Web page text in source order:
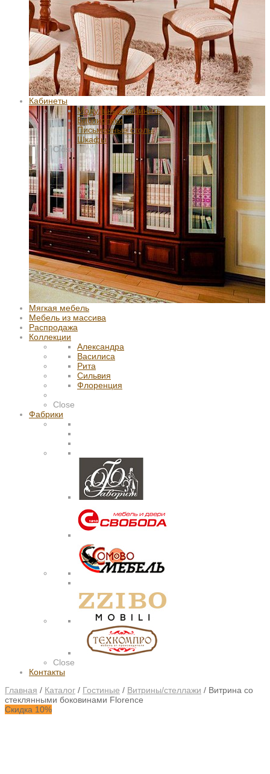
Кабинеты
Модульные кабинеты
Библиотеки
Письменные столы
Шкафы
Close
Мягкая мебель
Мебель из массива
Распродажа
Коллекции
Александра
Василиса
Рита
Сильвия
Флоренция
Close
Фабрики
Close
Контакты
Главная / Каталог / Гостиные / Витрины/стеллажи / Витрина со
стеклянными боковинами Florence
Скидка 10%